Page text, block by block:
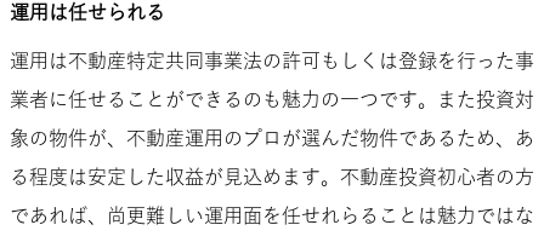
運用は任せられる
運用は不動産特定共同事業法の許可もしくは登録を行った事
業者に任せることができるのも魅力の一つです。また投資対
象の物件が、不動産運用のプロが選んだ物件であるため、あ
る程度は安定した収益が見込めます。不動産投資初心者の方
であれば、尚更難しい運用面を任せれらることは魅力ではな